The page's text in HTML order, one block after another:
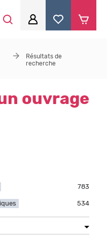
oublié
Résultats de
recherche
ouvrage
783
filter
534
filter